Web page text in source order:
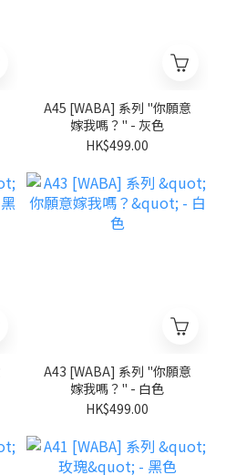
A45 [WABA] 系列 "你願意
嫁我嗎？" - 灰色
HK$499.00
A43 [WABA] 系列 "你願意
嫁我嗎？" - 白色
HK$499.00